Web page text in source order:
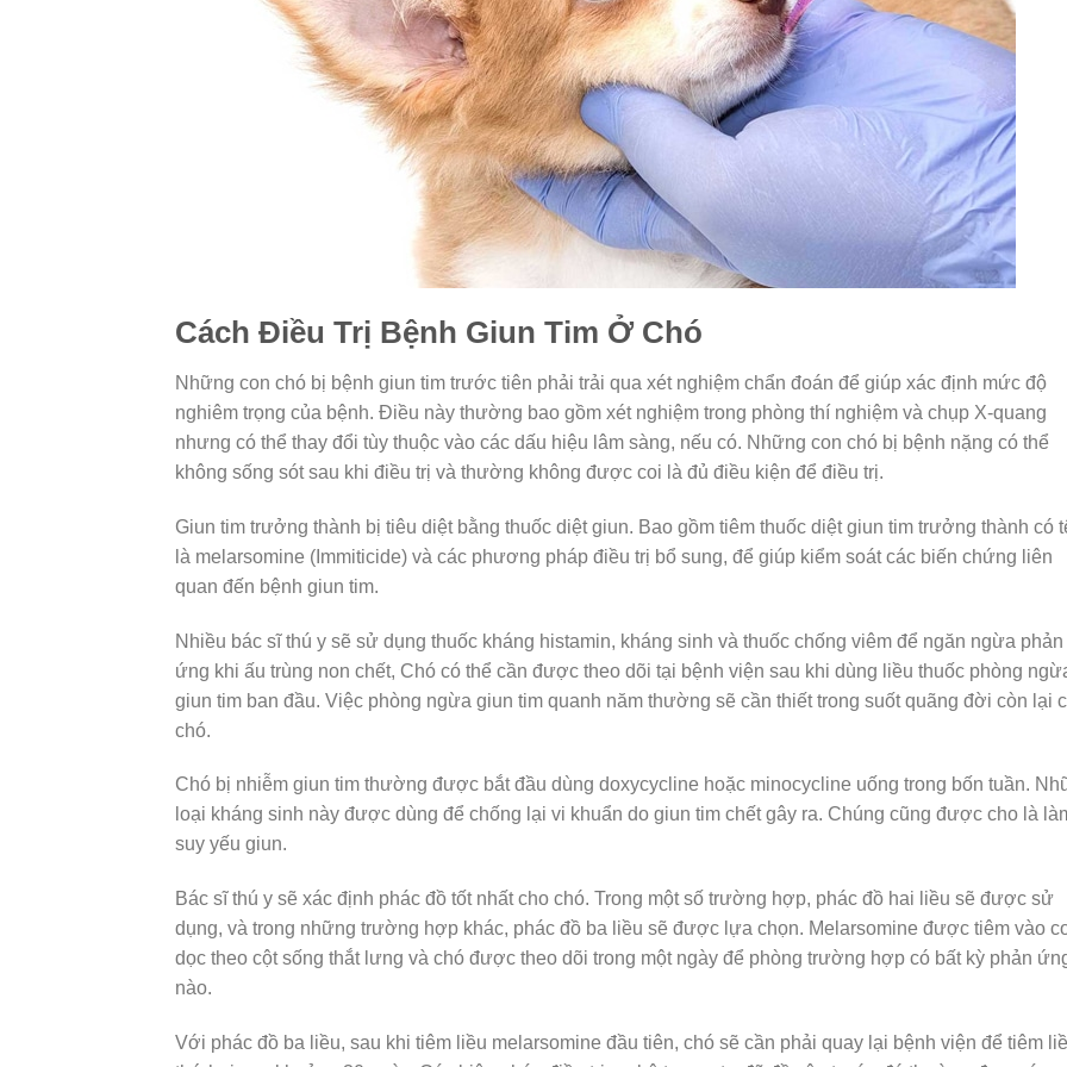
Cách Điều Trị Bệnh Giun Tim Ở Chó
Những con chó bị bệnh giun tim trước tiên phải trải qua xét nghiệm chẩn đoán để giúp xác định mức độ
nghiêm trọng của bệnh. Điều này thường bao gồm xét nghiệm trong phòng thí nghiệm và chụp X-quang
nhưng có thể thay đổi tùy thuộc vào các dấu hiệu lâm sàng, nếu có. Những con chó bị bệnh nặng có thể
không sống sót sau khi điều trị và thường không được coi là đủ điều kiện để điều trị.
Giun tim trưởng thành bị tiêu diệt bằng thuốc diệt giun. Bao gồm tiêm thuốc diệt giun tim trưởng thành có
là melarsomine (Immiticide) và các phương pháp điều trị bổ sung, để giúp kiểm soát các biến chứng liên
quan đến bệnh giun tim.
Nhiều bác sĩ thú y sẽ sử dụng thuốc kháng histamin, kháng sinh và thuốc chống viêm để ngăn ngừa phản
ứng khi ấu trùng non chết, Chó có thể cần được theo dõi tại bệnh viện sau khi dùng liều thuốc phòng
giun tim ban đầu. Việc phòng ngừa giun tim quanh năm thường sẽ cần thiết trong suốt quãng đời còn lại
chó.
Chó bị nhiễm giun tim thường được bắt đầu dùng doxycycline hoặc minocycline uống trong bốn tuần.
loại kháng sinh này được dùng để chống lại vi khuẩn do giun tim chết gây ra. Chúng cũng được cho là
suy yếu giun.
Bác sĩ thú y sẽ xác định phác đồ tốt nhất cho chó. Trong một số trường hợp, phác đồ hai liều sẽ được sử
dụng, và trong những trường hợp khác, phác đồ ba liều sẽ được lựa chọn. Melarsomine được tiêm vào
dọc theo cột sống thắt lưng và chó được theo dõi trong một ngày để phòng trường hợp có bất kỳ phản
nào.
Với phác đồ ba liều, sau khi tiêm liều melarsomine đầu tiên, chó sẽ cần phải quay lại bệnh viện để tiêm